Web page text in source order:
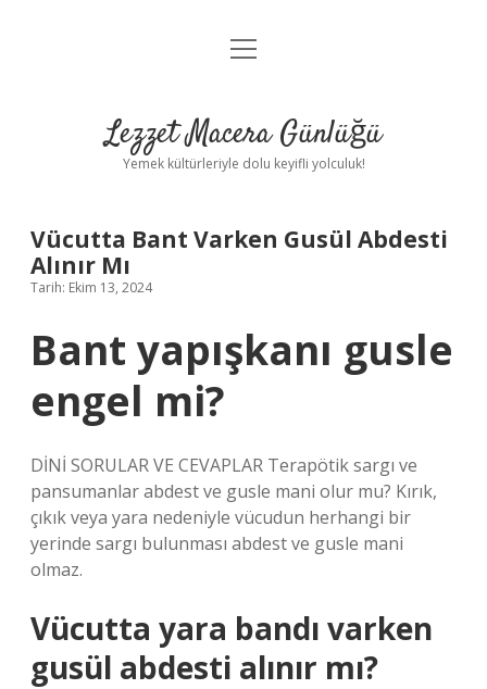
Anasayfa
Yasal Uyarı
menüyü
Lezzet Macera Günlüğü
Yemek kültürleriyle dolu keyifli yolculuk!
Vücutta Bant Varken Gusül Abdesti
Alınır Mı
Tarih: Ekim 13, 2024
Bant yapışkanı gusle
engel mi?
DİNİ SORULAR VE CEVAPLAR Terapötik sargı ve
pansumanlar abdest ve gusle mani olur mu? Kırık,
çıkık veya yara nedeniyle vücudun herhangi bir
yerinde sargı bulunması abdest ve gusle mani
olmaz.
Vücutta yara bandı varken
gusül abdesti alınır mı?